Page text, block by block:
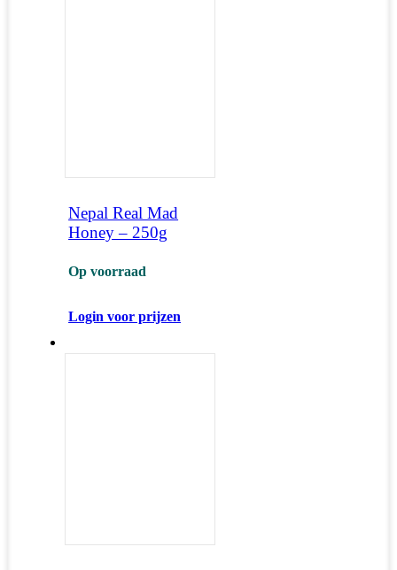
Nepal Real Mad
Honey – 250g
Op voorraad
Login voor prijzen